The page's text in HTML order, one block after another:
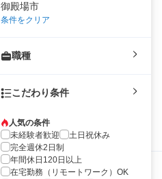
御殿場市
条件をクリア
職種
こだわり条件
人気の条件
未経験者歓迎
土日祝休み
完全週休2日制
年間休日120日以上
在宅勤務（リモートワーク）OK